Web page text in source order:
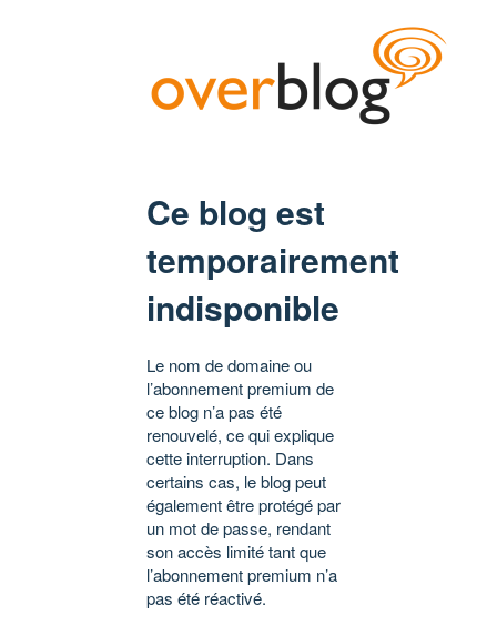
Ce blog est
temporairement
indisponible
Le nom de domaine ou
l’abonnement premium de
ce blog n’a pas été
renouvelé, ce qui explique
cette interruption. Dans
certains cas, le blog peut
également être protégé par
un mot de passe, rendant
son accès limité tant que
l’abonnement premium n’a
pas été réactivé.